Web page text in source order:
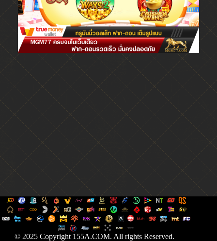
© 2025 Copyright 155A.COM. All rights Reserved.